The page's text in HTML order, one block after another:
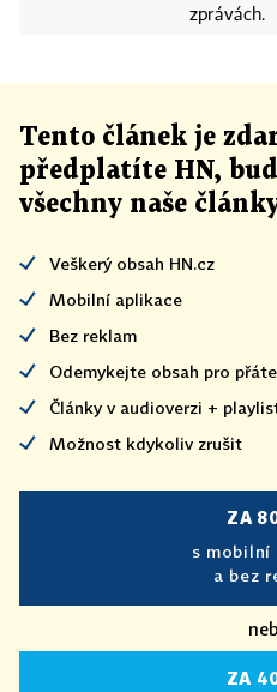
zprávách.
Tento článek je
předplatíte HN,
všechny naše
Veškerý obsah HN.cz
Mobilní aplikace
Bez reklam
Odemykejte obsah pro
Články v audioverzi +
Možnost kdykoliv zrušit
ZA
s
a bez
ZA